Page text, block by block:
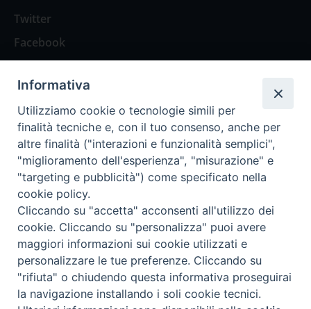
Twitter
Facebook
Spazio Lettori
Eventi
Eventi diocesani
Privacy Policy Informativa Cookie
Trasparenza
Informativa
Utilizziamo cookie o tecnologie simili per
finalità tecniche e, con il tuo consenso, anche per
altre finalità ("interazioni e funzionalità semplici",
"miglioramento dell'esperienza", "misurazione" e
"targeting e pubblicità") come specificato nella
cookie policy.
Cliccando su "accetta" acconsenti all'utilizzo dei
cookie. Cliccando su "personalizza" puoi avere
maggiori informazioni sui cookie utilizzati e
personalizzare le tue preferenze. Cliccando su
"rifiuta" o chiudendo questa informativa proseguirai
la navigazione installando i soli cookie tecnici.